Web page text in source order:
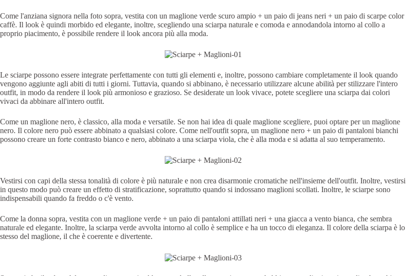
Come l'anziana signora nella foto sopra, vestita con un maglione verde scuro ampio + un paio di jeans neri + un paio di scarpe color
caffè. Il look è quindi morbido ed elegante, inoltre, scegliendo una sciarpa naturale e comoda e annodandola intorno al collo a
proprio piacimento, è possibile rendere il look ancora più alla moda.
Le sciarpe possono essere integrate perfettamente con tutti gli elementi e, inoltre, possono cambiare completamente il look quando
vengono aggiunte agli abiti di tutti i giorni. Tuttavia, quando si abbinano, è necessario utilizzare alcune abilità per stilizzare l'intero
outfit, in modo da rendere il look più armonioso e grazioso. Se desiderate un look vivace, potete scegliere una sciarpa dai colori
vivaci da abbinare all'intero outfit.
Come un maglione nero, è classico, alla moda e versatile. Se non hai idea di quale maglione scegliere, puoi optare per un maglione
nero. Il colore nero può essere abbinato a qualsiasi colore. Come nell'outfit sopra, un maglione nero + un paio di pantaloni bianchi
possono creare un forte contrasto bianco e nero, abbinato a una sciarpa viola, che è alla moda e si adatta al suo temperamento.
Vestirsi con capi della stessa tonalità di colore è più naturale e non crea disarmonie cromatiche nell'insieme dell'outfit. Inoltre, vestirsi
in questo modo può creare un effetto di stratificazione, soprattutto quando si indossano maglioni scollati. Inoltre, le sciarpe sono
indispensabili quando fa freddo o c'è vento.
Come la donna sopra, vestita con un maglione verde + un paio di pantaloni attillati neri + una giacca a vento bianca, che sembra
naturale ed elegante. Inoltre, la sciarpa verde avvolta intorno al collo è semplice e ha un tocco di eleganza. Il colore della sciarpa è lo
stesso del maglione, il che è coerente e divertente.